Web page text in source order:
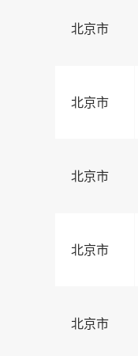
北京市
北京市
北京市
北京市
北京市